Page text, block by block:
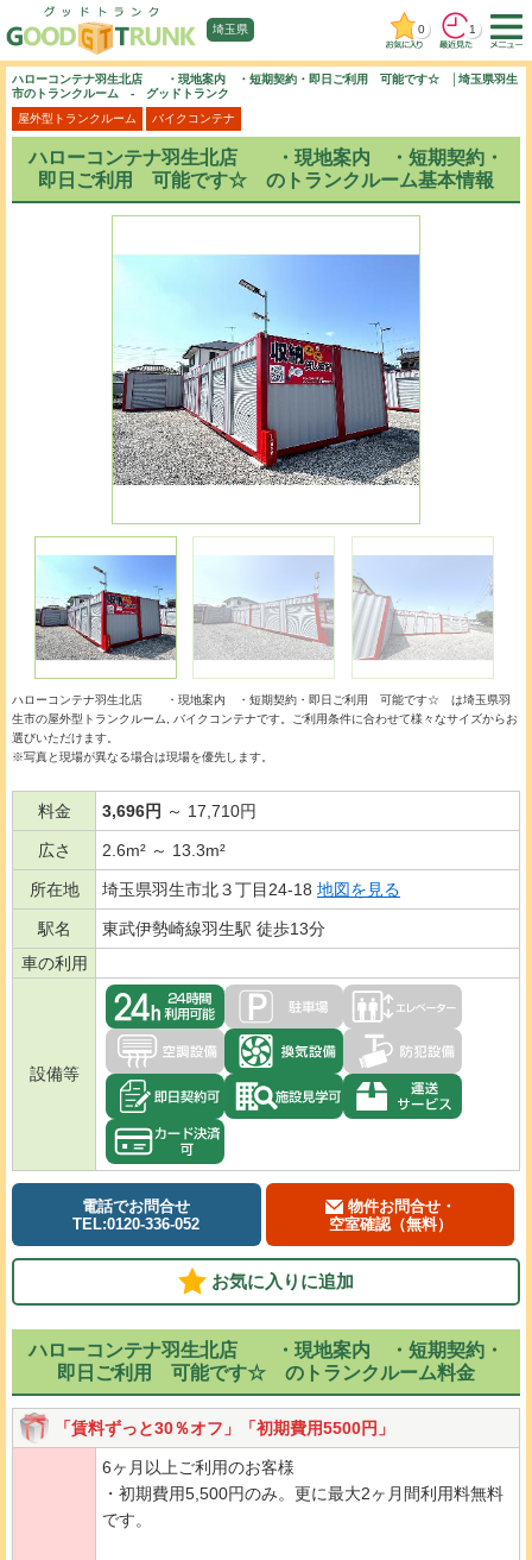
埼玉県 0 1
ハローコンテナ羽生北店 ・現地案内 ・短期契約・即日ご利用 可能です☆ │埼玉県羽生
市のトランクルーム - グッドトランク
屋外型トランクルーム
バイクコンテナ
ハローコンテナ羽生北店 ・現地案内 ・短期契約・
即日ご利用 可能です☆ のトランクルーム基本情報
ハローコンテナ羽生北店 ・現地案内 ・短期契約・即日ご利用 可能です☆ は埼玉県羽
生市の屋外型トランクルーム バイクコンテナです。ご利用条件に合わせて様々なサイズからお
選びいただけます。
※写真と現場が異なる場合は現場を優先します。
料金 3,696円 ～ 17,710円
広さ 2.6m² ～ 13.3m²
所在地 埼玉県羽生市北３丁目24-18 地図を見る
駅名
東武伊勢崎線羽生駅 徒歩13分
車の利用
設備等
電話でお問合せ
TEL:0120-336-052
物件お問合せ・
空室確認（無料）
お気に入りに追加
ハローコンテナ羽生北店 ・現地案内 ・短期契約・
即日ご利用 可能です☆ のトランクルーム料金
「賃料ずっと30％オフ」「初期費用5500円」
6ヶ月以上ご利用のお客様
・初期費用5,500円のみ。更に最大2ヶ月間利用料無料
です。